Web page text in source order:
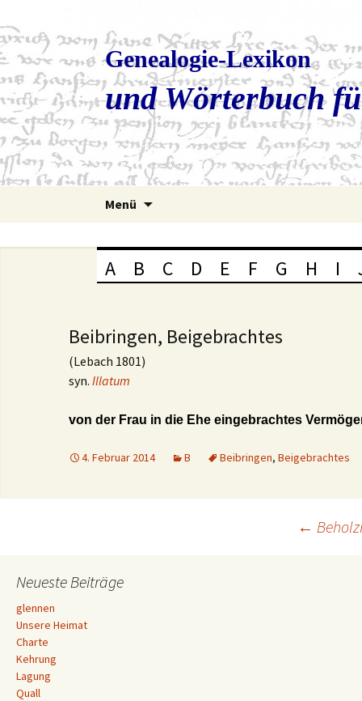
Genealogie-Lexikon
und Wörterbuch
Menü
A B C D E F G H I
Beibringen, Beigebrachtes
(Lebach 1801)
syn. Illatum
von der Frau in die Ehe eingebrachtes
4. Februar 2014 B Beibringen, Beigebrachtes
Navigation
←
Neueste Beiträge
glennen
Unsere Heimat
Charte
Kehrung
Lagung
Quall